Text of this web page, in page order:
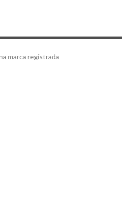
marca registrada